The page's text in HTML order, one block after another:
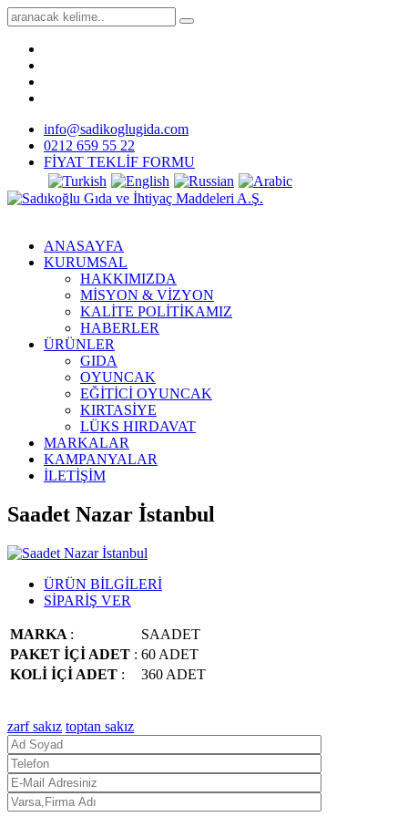
info@sadikoglugida.com
0212 659 55 22
FİYAT TEKLİF FORMU
ANASAYFA
KURUMSAL
HAKKIMIZDA
MİSYON & VİZYON
KALİTE POLİTİKAMIZ
HABERLER
ÜRÜNLER
GIDA
OYUNCAK
EĞİTİCİ OYUNCAK
KIRTASİYE
LÜKS HIRDAVAT
MARKALAR
KAMPANYALAR
İLETİŞİM
Saadet Nazar İstanbul
ÜRÜN BİLGİLERİ
SİPARİŞ VER
MARKA :
SAADET
PAKET İÇİ ADET : 60 ADET
KOLİ İÇİ ADET : 360 ADET
zarf sakız toptan sakız